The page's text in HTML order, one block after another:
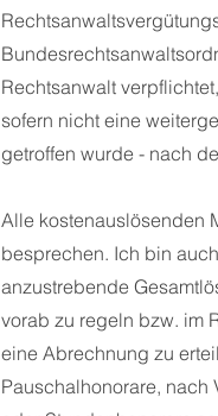
Rechtsanwalt
sofern nicht eine
getroffen wurde - nach
Alle kostenauslösenden
besprechen. Ich bin
anzustrebende
vorab zu regeln bzw. im
eine Abrechnung zu
Pauschalhonorare,